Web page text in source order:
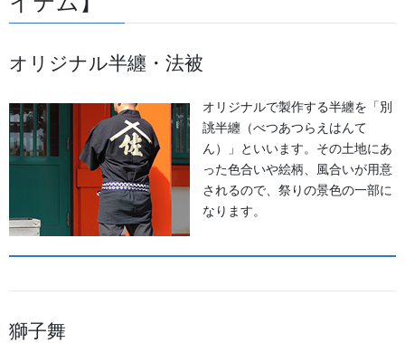
白色の刺し子・紺色の刺し子 子供サイズから大人サイズまであります。
オリジナル半纏・法被
オリジナルで製作する半纏を「別
誂半纏（べつあつらえはんて
ん）」といいます。その土地にあ
った色合いや絵柄、風合いが用意
されるので、祭りの景色の一部に
なります。
獅子舞